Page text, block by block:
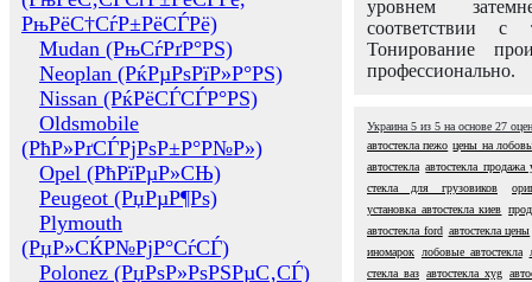
РњРёС†СѓР±РёСЃРё)
Mudan (РњСѓРґР°РЅ)
Neoplan (РќРµРѕРїР»Р°РЅ)
Nissan (РќРёСЃСЃР°РЅ)
Oldsmobile
(РћР»РґСЃРјРѕР±Р°Р№Р»)
Opel (РћРїРµР»СЊ)
Peugeot (РџРµР¶Рѕ)
Plymouth
(РџР»СЌР№РјР°СѓСЃ)
Polonez (РџРѕР»РѕРЅРµС‚СЃ)
уровнем
соответствии с
Тонирование
профессионально.
Украина 5 из 5 на основе 27
автостекла пежо цены на
автостекла автостекла продажа
стекла для грузовиков
установка автостекла киев
автостекла ford автостекла цены
иномарок
лобовые автостекла
стекла ваз автостекла xyg